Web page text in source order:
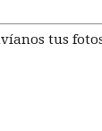
tus